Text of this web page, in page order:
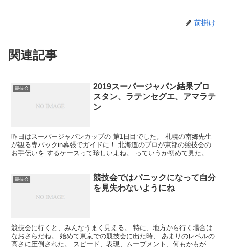
前掛け
関連記事
競技会
2019スーパージャパン結果プロ
スタン、ラテンセグエ、アマラテ
ン
昨日はスーパージャパンカップの 第1日目でした。 札幌の南郷先生
が観る専パックin幕張でガイドに！ 北海道のプロが東部の競技会の
お手伝いを するケースって珍しいよね。 っていうか初めて見た。 こ
競技会
競技会ではパニックになって自分
を見失わないようにね
競技会に行くと、みんなうまく見える。 特に、地方から行く場合は
なおさらだね。 始めて東京での競技会に出た時、 あまりのレベルの
高さに圧倒された。 スピード、表現、ムーブメント、何もかもが す